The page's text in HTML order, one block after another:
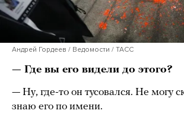
Андрей Гордеев / Ведомости / ТАСС
— Где вы его видели до этого?
— Ну, где-то он тусовался. Не могу
знаю его по имени.